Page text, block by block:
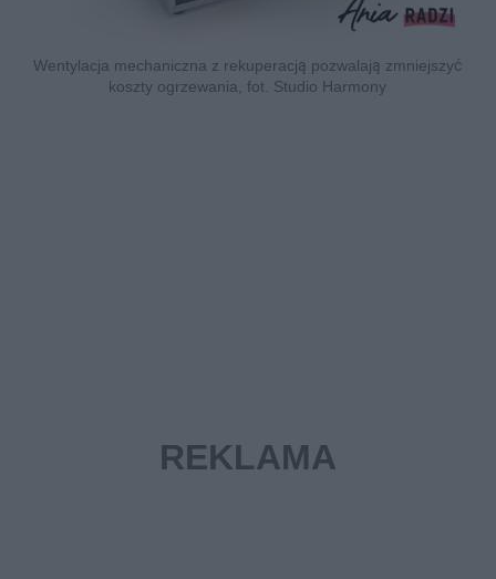
Wentylacja mechaniczna z rekuperacją pozwalają zmniejszyć
koszty ogrzewania, fot. Studio Harmony